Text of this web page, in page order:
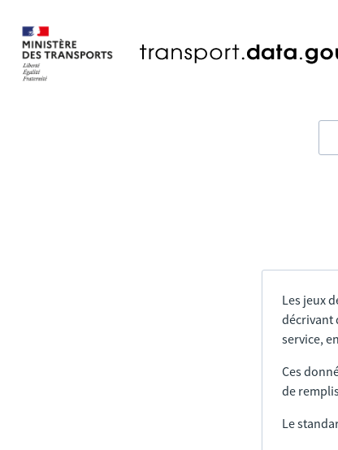
Les jeux
décrivant
service,
Ces
de
Le